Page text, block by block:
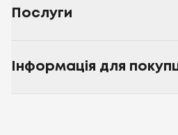
Послуги
Інформація для